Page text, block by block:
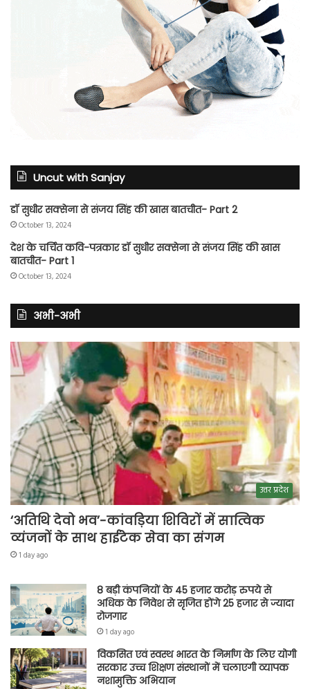
Uncut with Sanjay
डॉ सुधीर सक्सेना से संजय सिंह की खास बातचीत- Part 2
October 13, 2024
देश के चर्चित कवि-पत्रकार डॉ सुधीर सक्सेना से संजय सिंह की खास
बातचीत- Part 1
October 13, 2024
अभी-अभी
उत्तर प्रदेश
‘अतिथि देवो भव’-कांवड़िया शिविरों में सात्विक
व्यंजनों के साथ हाईटेक सेवा का संगम
1 day ago
8 बड़ी कंपनियों के 45 हजार करोड़ रुपये से
अधिक के निवेश से सृजित होंगे 25 हजार से ज्यादा
रोजगार
1 day ago
विकसित एवं स्वस्थ भारत के निर्माण के लिए योगी
सरकार उच्च शिक्षण संस्थानों में चलाएगी व्यापक
नशामुक्ति अभियान